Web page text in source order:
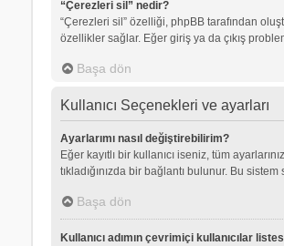
“Çerezleri sil” nedir?
“Çerezleri sil” özelliği, phpBB tarafından
özellikler sağlar. Eğer giriş ya da çıkış
Başa dön
Kullanıcı Seçenekleri ve ayarları
Ayarlarımı nasıl değiştirebilirim?
Eğer kayıtlı bir kullanıcı iseniz, tüm
tıkladığınızda bir bağlantı bulunur. Bu
Başa dön
Kullanıcı adımın çevrimiçi kullanıcılar